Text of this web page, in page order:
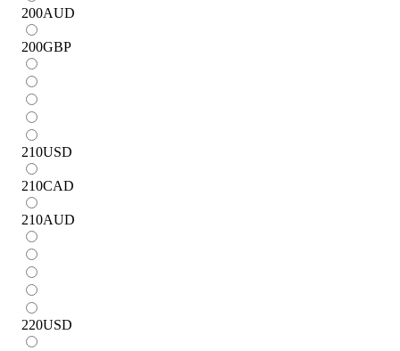
200AUD
200GBP
210USD
210CAD
210AUD
220USD